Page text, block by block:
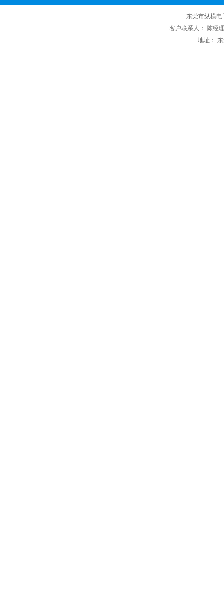
东莞市纵横
客户联系人： 陈经
地址：